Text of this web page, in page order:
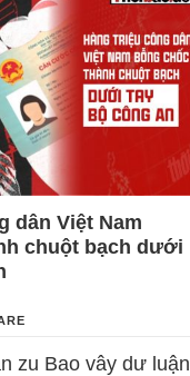
dân Việt Nam
chuột bạch dưới
zu Bao vây dư luận